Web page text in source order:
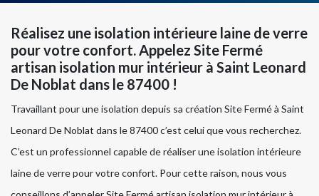
Réalisez une isolation intérieure laine de verre
pour votre confort. Appelez Site Fermé
artisan isolation mur intérieur à Saint Leonard
De Noblat dans le 87400 !
Travaillant pour une isolation depuis sa création Site Fermé à Saint
Leonard De Noblat dans le 87400 c’est celui que vous recherchez.
C’est un professionnel capable de réaliser une isolation intérieure
laine de verre pour votre confort. Pour cette raison, nous vous